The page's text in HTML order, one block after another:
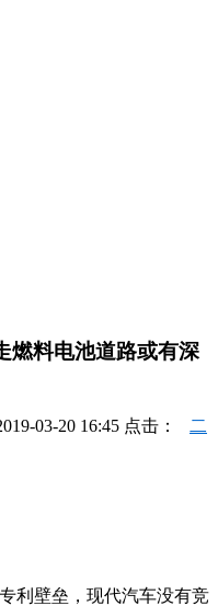
燃料电池道路或有深
03-20 16:45 点击： 二
利壁垒，现代汽车没有竞